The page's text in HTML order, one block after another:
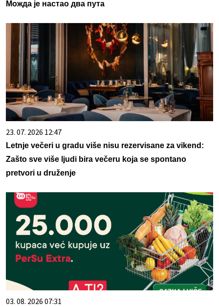
Можда је настао два пута
23. 07. 2026 12:47
Letnje večeri u gradu više nisu rezervisane za vikend:
Zašto sve više ljudi bira večeru koja se spontano
pretvori u druženje
03. 08. 2026 07:31